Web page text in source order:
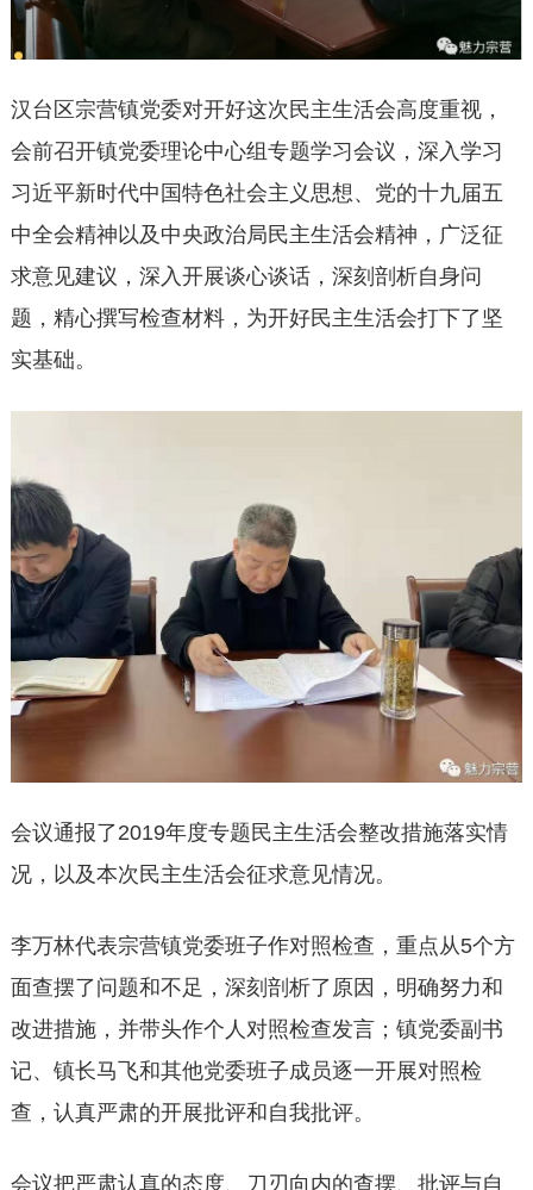
汉台区宗营镇党委对开好这次民主生活会高度重视，
会前召开镇党委理论中心组专题学习会议，深入学习
习近平新时代中国特色社会主义思想、党的十九届五
中全会精神以及中央政治局民主生活会精神，广泛征
求意见建议，深入开展谈心谈话，深刻剖析自身问
题，精心撰写检查材料，为开好民主生活会打下了坚
实基础。
会议通报了2019年度专题民主生活会整改措施落实情
况，以及本次民主生活会征求意见情况。
李万林代表宗营镇党委班子作对照检查，重点从5个方
面查摆了问题和不足，深刻剖析了原因，明确努力和
改进措施，并带头作个人对照检查发言；镇党委副书
记、镇长马飞和其他党委班子成员逐一开展对照检
查，认真严肃的开展批评和自我批评。
会议把严肃认真的态度、刀刃向内的查摆、批评与自